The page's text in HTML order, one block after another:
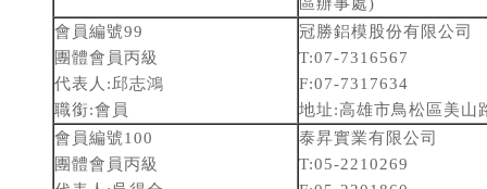
會員編號99
團體會員丙級
代表人:邱志鴻
職銜:會員
冠勝鋁模股份有限公司
T:07-7316567
F:07-7317634
地址:高雄市鳥松區美山
會員編號100
團體會員丙級
泰昇實業有限公司
T:05-2210269